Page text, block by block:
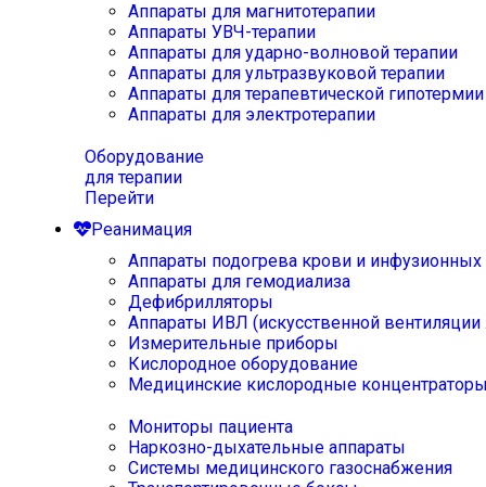
Аппараты для магнитотерапии
Аппараты УВЧ-терапии
Аппараты для ударно-волновой терапии
Аппараты для ультразвуковой терапии
Аппараты для терапевтической
Аппараты для электротерапии
Оборудование
для терапии
Перейти
Реанимация
Аппараты подогрева крови и инфузионных
Аппараты для гемодиализа
Дефибрилляторы
Аппараты ИВЛ (искусственной вентиляции
Измерительные приборы
Кислородное оборудование
Медицинские кислородные
Мониторы пациента
Наркозно-дыхательные аппараты
Системы медицинского газоснабжения